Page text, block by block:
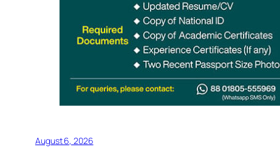
August 6, 2026